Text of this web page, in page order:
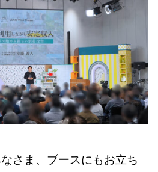
さま、ブースにもお立ち